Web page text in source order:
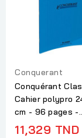
Conquerant
Conquérant
Cahier polypro
cm - 96 pages -
11,329 TND